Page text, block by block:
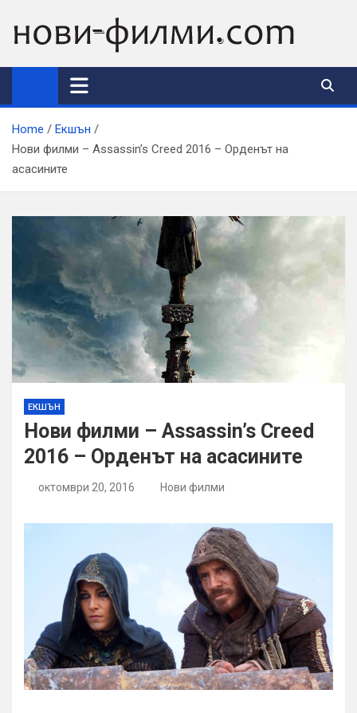
content
Home
Екшън
Нови филми – Assassin’s Creed 2016 – Орденът на
асасините
ЕКШЪН
Нови филми – Assassin’s Creed
2016 – Орденът на асасините
октомври 20, 2016 Нови филми